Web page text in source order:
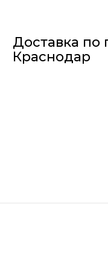
Доставка по
Краснодар